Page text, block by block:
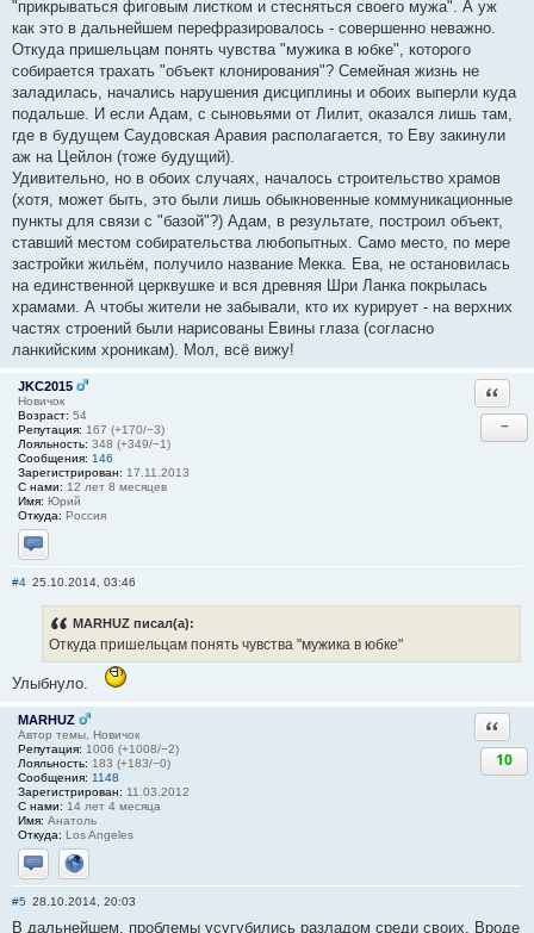
"прикрываться фиговым листком и стесняться своего мужа". А уж
как это в дальнейшем перефразировалось - совершенно неважно.
Откуда пришельцам понять чувства "мужика в юбке", которого
собирается трахать "объект клонирования"? Семейная жизнь не
заладилась, начались нарушения дисциплины и обоих выперли куда
подальше. И если Адам, с сыновьями от Лилит, оказался лишь там,
где в будущем Саудовская Аравия располагается, то Еву закинули
аж на Цейлон (тоже будущий).
Удивительно, но в обоих случаях, началось строительство храмов
(хотя, может быть, это были лишь обыкновенные коммуникационные
пункты для связи с "базой"?) Адам, в результате, построил объект,
ставший местом собирательства любопытных. Само место, по мере
застройки жильём, получило название Мекка. Ева, не остановилась
на единственной церквушке и вся древняя Шри Ланка покрылась
храмами. А чтобы жители не забывали, кто их курирует - на верхних
частях строений были нарисованы Евины глаза (согласно
ланкийским хроникам). Мол, всё вижу!
JKC2015
Новичок
Возраст: 54
Репутация: 167 (+170/−3)
Лояльность: 348 (+349/−1)
Сообщения: 146
Зарегистрирован: 17.11.2013
С нами: 12 лет 8 месяцев
Имя: Юрий
Откуда: Россия
Отправить личное сообщение
−
#4 25.10.2014, 03:46
MARHUZ писал(а):
Откуда пришельцам понять чувства "мужика в юбке"
Улыбнуло.
MARHUZ
Автор темы, Новичок
Репутация: 1006 (+1008/−2)
Лояльность: 183 (+183/−0)
Сообщения: 1148
Зарегистрирован: 11.03.2012
С нами: 14 лет 4 месяца
Имя: Анатоль
Откуда: Los Angeles
Отправить личное сообщение
Сайт
10
#5 28.10.2014, 20:03
В дальнейшем, проблемы усугубились разладом среди своих. Вроде